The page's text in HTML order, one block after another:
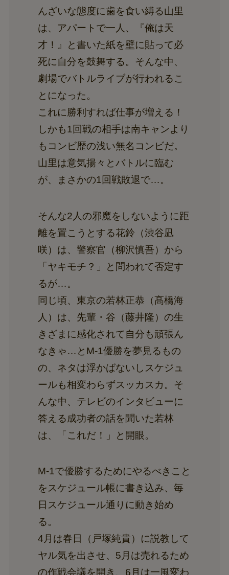
んざいな態度に歯を食い縛る山里
は、アパートで一人、『俺は天
才！』と書いた紙を壁に貼って必
死に自分を鼓舞する。そんな中、
劇場でバトルライブが行われるこ
とになった。
これに勝利すれば仕事が増える！
しかも1回戦の相手は南キャンより
もコンビ歴の浅い無名コンビだ。
山里は意気揚々とバトルに臨む
が、まさかの1回戦敗退で…。
そんな2人の邪魔をしないように距
離を置こうとする花鈴（渋谷凪
咲）は、警察官（柳沢慎吾）から
「ヤキモチ？」と問われて否定す
るが…。
同じ頃、東京の若林正恭（髙橋海
人）は、先輩・谷（藤井隆）の生
きざまに感化されて自分も頑張ん
なきゃ…とM-1優勝を夢見るもの
の、ネタは浮かばないしスケジュ
ールも相変わらずスッカスカ。そ
んな中、テレビのインタビューに
答える成功者の話を聞いた若林
は、「これだ！」と開眼。
M-1で優勝するためにやるべきこと
をスケジュール帳に書き込み、毎
日スケジュール通りに動き始め
る。
4月は春日（戸塚純貴）に説教して
ヤル気を出させ、5月は売れるため
の作戦会議を開き、6月は一風変わ